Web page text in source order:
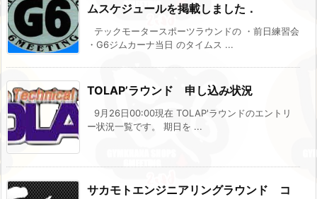
ムスケジュールを掲載しました．
テックモータースポーツラウンドの ・前日練習会
・G6ジムカーナ当日 のタイムス ...
TOLAP’ラウンド 申し込み状況
9月26日00:00現在 TOLAP'ラウンドのエントリ
ー状況一覧です。 期日を ...
サカモトエンジニアリングラウンド コ